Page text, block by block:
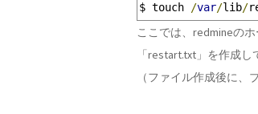
$ touch
/var/lib/
ここでは、redmineの
「restart.txt」を作成
（ファイル作成後に、